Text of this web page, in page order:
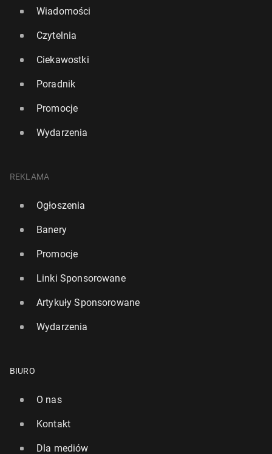
Wiadomości
Czytelnia
Ciekawostki
Poradnik
Promocje
Wydarzenia
REKLAMA
Ogłoszenia
Banery
Promocje
Linki Sponsorowane
Artykuły Sponsorowane
Wydarzenia
BIURO
O nas
Kontakt
Dla mediów